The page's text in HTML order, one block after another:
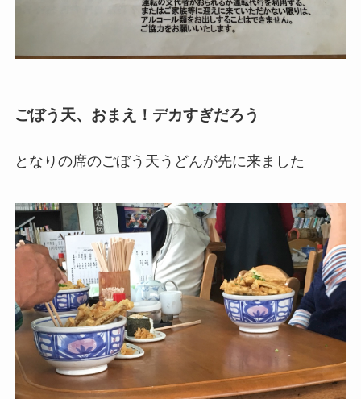
ごぼう天、おまえ！デカすぎだろう
となりの席のごぼう天うどんが先に来ました